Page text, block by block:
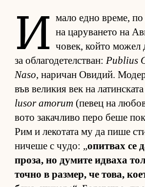
И мало едно вре­ме, по
на ца­ру­ва­нето на
чо­век, който мо­жел
за об­ла­го­де­тел­с­т­ван: Publius
Naso, на­ри­чан Ови­дий.
във ве­ли­кия век на
lusor amorum (пе­вец на
вото за­кач­ливо перо беше
Рим и ле­ко­тата му да пише
ни­чеше с чу­до: „опит­вах се
про­за, но ду­мите ид­ваха
точно в раз­мер, че то­ва,